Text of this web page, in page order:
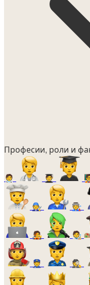
Професии, роли и
🧑‍⚕️ 🧑‍🎓
🧑‍🔧 🧑‍🏭
🧑‍🎤 🧑‍🎨
👮 🕵️